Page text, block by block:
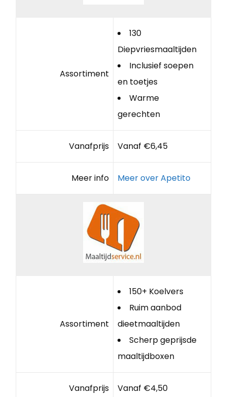
Assortiment
130
Diepvriesmaaltijden
Inclusief soepen
en toetjes
Warme
gerechten
Vanafprijs Vanaf €6,45
Meer info Meer over Apetito
Assortiment
150+ Koelvers
Ruim aanbod
dieetmaaltijden
Scherp geprijsde
maaltijdboxen
Vanafprijs Vanaf €4,50